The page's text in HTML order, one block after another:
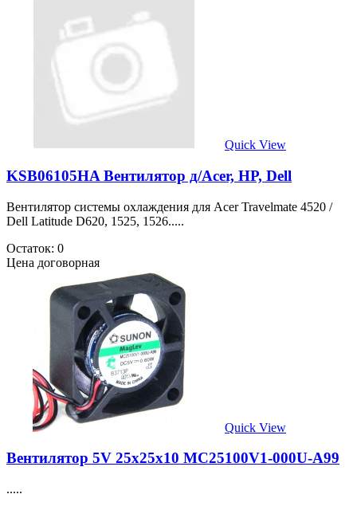
Quick View
KSB06105HA Вентилятор д/Acer, HP, Dell
Вентилятор системы охлаждения для Acer Travelmate 4520 /
Dell Latitude D620, 1525, 1526.....
Остаток: 0
Цена договорная
Quick View
Вентилятор 5V 25х25х10 MC25100V1-000U-A99
.....